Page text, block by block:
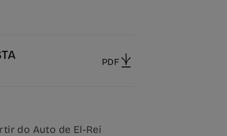
PDF
do Auto de El-Rei